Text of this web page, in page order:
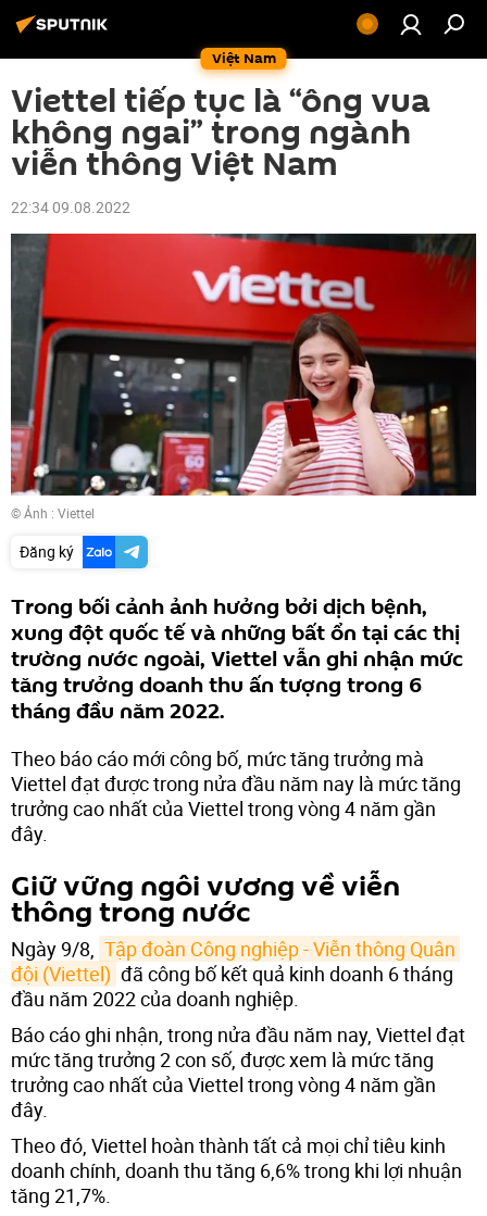
Việt Nam
Viettel tiếp tục là “ông vua
không ngai” trong ngành
viễn thông Việt Nam
22:34 09.08.2022
© Ảnh : Viettel
Đăng ký
Trong bối cảnh ảnh hưởng bởi dịch bệnh,
xung đột quốc tế và những bất ổn tại các thị
trường nước ngoài, Viettel vẫn ghi nhận mức
tăng trưởng doanh thu ấn tượng trong 6
tháng đầu năm 2022.
Theo báo cáo mới công bố, mức tăng trưởng mà
Viettel đạt được trong nửa đầu năm nay là mức tăng
trưởng cao nhất của Viettel trong vòng 4 năm gần
đây.
Giữ vững ngôi vương về viễn
thông trong nước
Ngày 9/8, Tập đoàn Công nghiệp - Viễn thông Quân
đội (Viettel) đã công bố kết quả kinh doanh 6 tháng
đầu năm 2022 của doanh nghiệp.
Báo cáo ghi nhận, trong nửa đầu năm nay, Viettel đạt
mức tăng trưởng 2 con số, được xem là mức tăng
trưởng cao nhất của Viettel trong vòng 4 năm gần
đây.
Theo đó, Viettel hoàn thành tất cả mọi chỉ tiêu kinh
doanh chính, doanh thu tăng 6,6% trong khi lợi nhuận
tăng 21,7%.